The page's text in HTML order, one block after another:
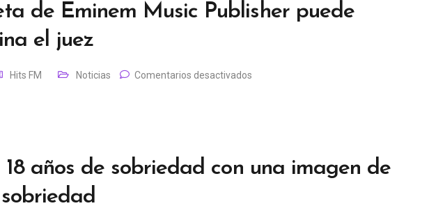
de Eminem Music Publisher puede
el juez
Hits FM Noticias Comentarios desactivados
años de sobriedad con una imagen de